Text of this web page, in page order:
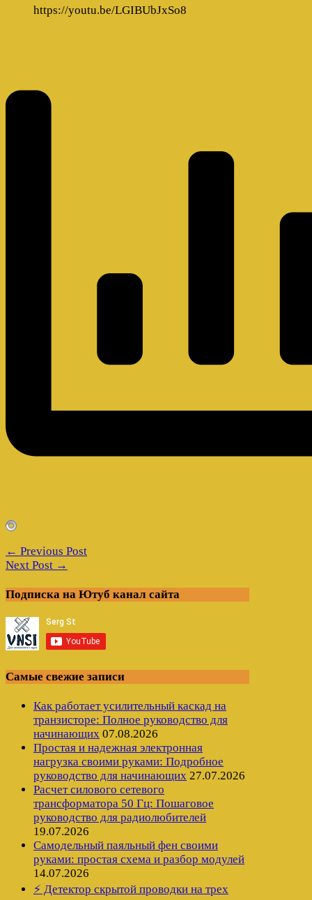
https://youtu.be/LGIBUbJxSo8
← Previous Post
Next Post →
Подписка на Ютуб канал сайта
Самые свежие записи
Как работает усилительный каскад на
транзисторе: Полное руководство для
начинающих 07.08.2026
Простая и надежная электронная
нагрузка своими руками: Подробное
руководство для начинающих 27.07.2026
Расчет силового сетевого
трансформатора 50 Гц: Пошаговое
руководство для радиолюбителей
19.07.2026
Самодельный паяльный фен своими
руками: простая схема и разбор модулей
14.07.2026
⚡ Детектор скрытой проводки на трех